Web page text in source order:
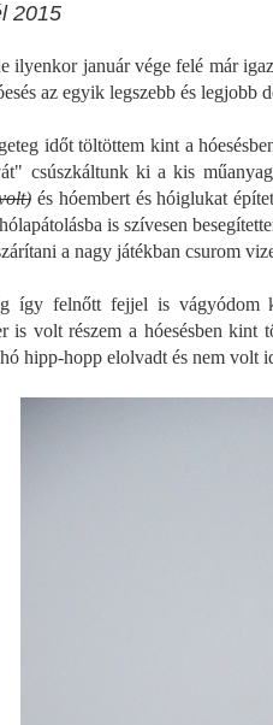
2015
ilyenkor január vége felé már
az egyik legszebb és
időt töltöttem kint a
csúszkáltunk ki a kis
és hóembert és hóiglukat
is szívesen
a nagy játékban csurom
így felnőtt fejjel is vágyódom
is volt részem a hóesésben
hipp-hopp elolvadt és nem volt